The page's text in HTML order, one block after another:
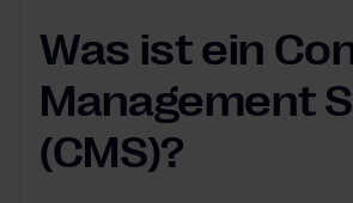
Was ist ein
Management
(CMS)?